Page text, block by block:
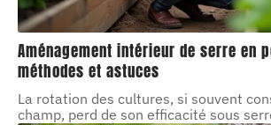
Aménagement intérieur de serre en
méthodes et astuces
La rotation des cultures, si souvent
champ, perd de son efficacité sous